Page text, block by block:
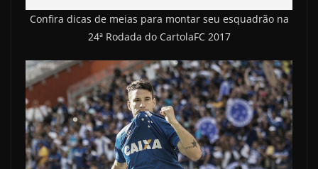
Confira dicas de meias para montar seu esquadrão na
24ª Rodada do CartolaFC 2017